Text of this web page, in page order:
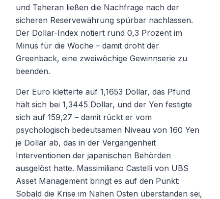
und Teheran ließen die Nachfrage nach der
sicheren Reservewährung spürbar nachlassen.
Der Dollar-Index notiert rund 0,3 Prozent im
Minus für die Woche – damit droht der
Greenback, eine zweiwöchige Gewinnserie zu
beenden.
Der Euro kletterte auf 1,1653 Dollar, das Pfund
hält sich bei 1,3445 Dollar, und der Yen festigte
sich auf 159,27 – damit rückt er vom
psychologisch bedeutsamen Niveau von 160 Yen
je Dollar ab, das in der Vergangenheit
Interventionen der japanischen Behörden
ausgelöst hatte. Massimiliano Castelli von UBS
Asset Management bringt es auf den Punkt:
Sobald die Krise im Nahen Osten überstanden sei,